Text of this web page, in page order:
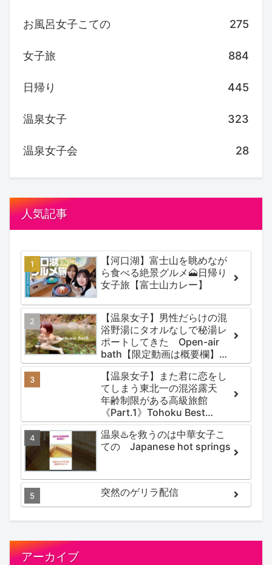
お風呂女子こての 275
女子旅 884
日帰り 445
温泉女子 323
温泉女子会 28
人気記事
【河口湖】富士山を眺めなが
ら食べる絶景グルメ🗻日帰り
女子旅【富士山カレー】
【温泉女子】男性だらけの混
浴野湯にタオルなしで秘湯レ
ポートしてきた Open-air
bath【限定動画は概要欄】尻
焼温泉郷 川の湯
【温泉女子】また君に恋をし
てしまう東北一の混浴露天
年齢制限がある高級旅館
《Part.1》Tohoku Best
Secret hotspring #japan
#koteno
温泉♨️を救うのは中華女子こ
ての Japanese hot springs
突然のゲリラ配信
アーカイブ